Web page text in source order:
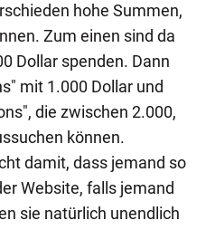
hohe Summen,
Zum einen sind da
Dollar spenden. Dann
mit 1.000 Dollar und
die zwischen 2.000,
können.
damit, dass jemand so
Website, falls jemand
sie natürlich unendlich